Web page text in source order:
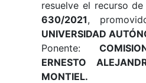
resuelve el recurso
630/2021,
UNIVERSIDAD
Ponente:
ERNESTO
MONTIEL.